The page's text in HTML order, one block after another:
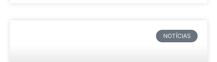
NOTÍCIAS